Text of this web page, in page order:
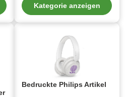
Kategorie anzeigen
Bedruckte Philips Artikel